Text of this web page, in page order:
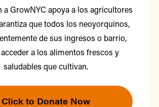
a GrowNYC apoya a los agricultores
que todos los neoyorquinos,
de sus ingresos o barrio,
a los alimentos frescos y
saludables que cultivan.
Click to Donate Now